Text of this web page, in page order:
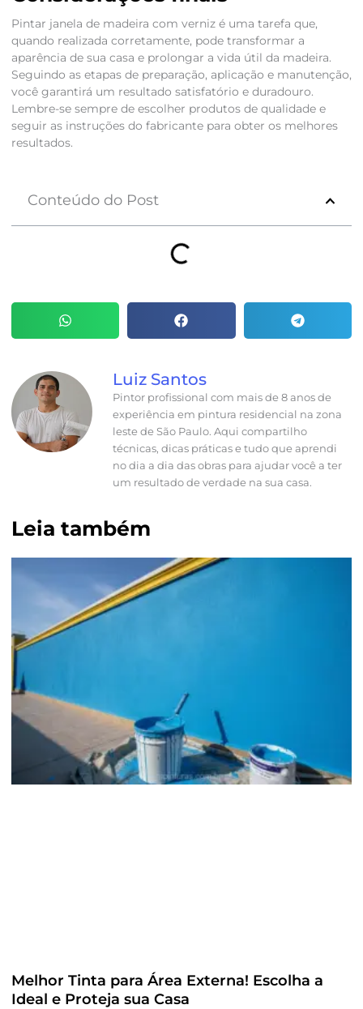
Pintar janela de madeira com verniz é uma tarefa que,
quando realizada corretamente, pode transformar a
aparência de sua casa e prolongar a vida útil da madeira.
Seguindo as etapas de preparação, aplicação e manutenção,
você garantirá um resultado satisfatório e duradouro.
Lembre-se sempre de escolher produtos de qualidade e
seguir as instruções do fabricante para obter os melhores
resultados.
Conteúdo do Post
Luiz Santos
Pintor profissional com mais de 8 anos de
experiência em pintura residencial na zona
leste de São Paulo. Aqui compartilho
técnicas, dicas práticas e tudo que aprendi
no dia a dia das obras para ajudar você a ter
um resultado de verdade na sua casa.
Leia também
Melhor Tinta para Área Externa! Escolha a
Ideal e Proteja sua Casa